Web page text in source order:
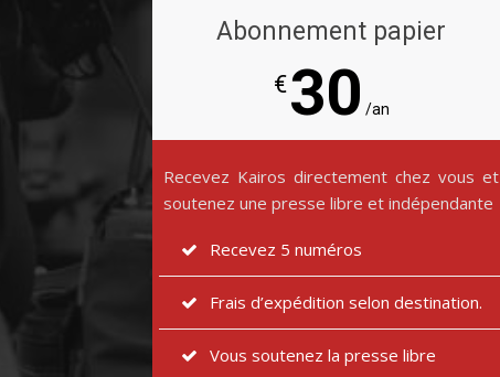
Abonnement papier
€30 /an
Recevez Kairos directement chez vous et
soutenez une presse libre et indépendante
Recevez 5 numéros
Frais d’expédition selon destination.
Vous soutenez la presse libre